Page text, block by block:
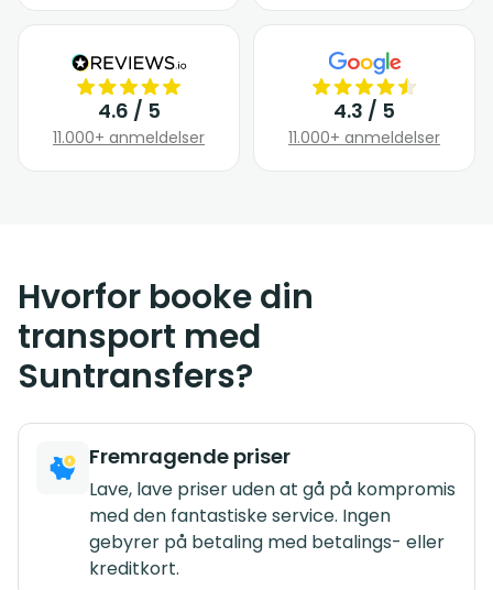
4.6 / 5
11.000+ anmeldelser
4.3 / 5
11.000+ anmeldelser
Hvorfor booke din
transport med
Suntransfers?
Fremragende priser
Lave, lave priser uden at gå på kompromis
med den fantastiske service. Ingen
gebyrer på betaling med betalings- eller
kreditkort.